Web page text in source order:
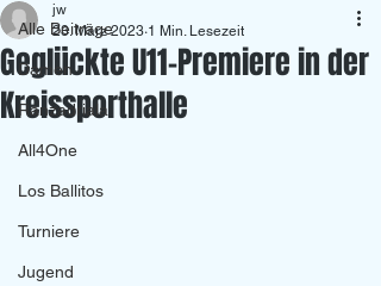
Alle Beiträge
Damen
Ranzadriala
All4One
Los Ballitos
Turniere
Jugend
Geglückte U11-Premiere in der
Kreissporthalle
jw
23. März 2023 1 Min. Lesezeit